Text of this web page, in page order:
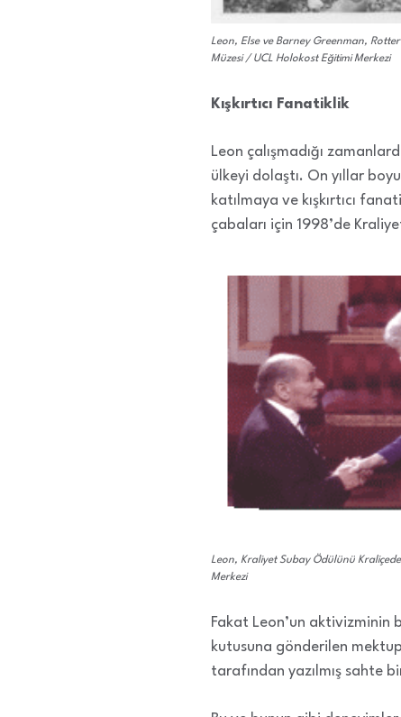
Leon, Else ve Barney Greenman,
Müzesi / UCL Holokost Eğitimi Merkezi
Kışkırtıcı Fanatiklik
Leon çalışmadığı
ülkeyi dolaştı. On yıllar
katılmaya ve kışkırtıcı
çabaları için 1998’de
Leon, Kraliyet Subay Ödülünü
Merkezi
Fakat Leon’un aktivizminin
kutusuna gönderilen
tarafından yazılmış sahte